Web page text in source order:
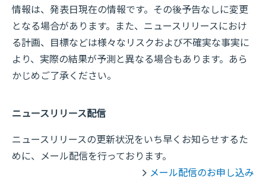
情報は、発表日現在の情報です。その後予告なしに変更
となる場合があります。また、ニュースリリースにおけ
る計画、目標などは様々なリスクおよび不確実な事実に
より、実際の結果が予測と異なる場合もあります。あら
かじめご了承ください。
ニュースリリース配信
ニュースリリースの更新状況をいち早くお知らせするた
めに、メール配信を行っております。
メール配信のお申し込み